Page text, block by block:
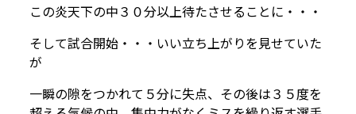
この炎天下の中３０分以上待たさせることに・・・
そして試合開始・・・いい立ち上がりを見せていた
が
一瞬の隙をつかれて５分に失点、その後は３５度を